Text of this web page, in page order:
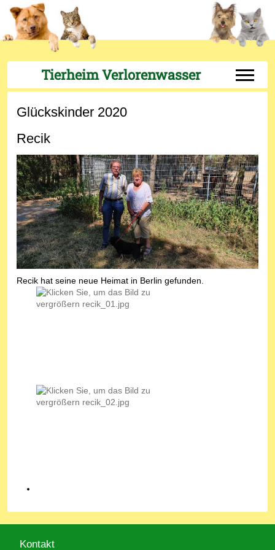
Tierheim Verlorenwasser Off-
Glückskinder 2020
Recik
Recik hat seine neue Heimat in Berlin gefunden.
Kontakt